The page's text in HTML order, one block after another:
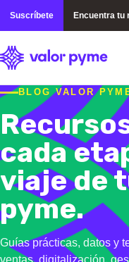
Suscríbete Encuentra tu
BLOG VALOR
cada
viaje de
pyme.
Guías prácticas, datos y
ventas, digitalización,